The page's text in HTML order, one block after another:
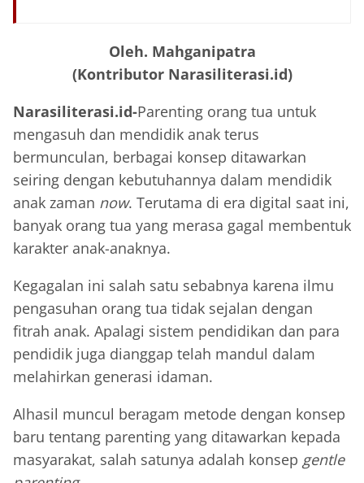
Oleh. Mahganipatra
(Kontributor Narasiliterasi.id)
Narasiliterasi.id-Parenting orang tua untuk
mengasuh dan mendidik anak terus
bermunculan, berbagai konsep ditawarkan
seiring dengan kebutuhannya dalam mendidik
anak zaman now. Terutama di era digital saat ini,
banyak orang tua yang merasa gagal membentuk
karakter anak-anaknya.
Kegagalan ini salah satu sebabnya karena ilmu
pengasuhan orang tua tidak sejalan dengan
fitrah anak. Apalagi sistem pendidikan dan para
pendidik juga dianggap telah mandul dalam
melahirkan generasi idaman.
Alhasil muncul beragam metode dengan konsep
baru tentang parenting yang ditawarkan kepada
masyarakat, salah satunya adalah konsep gentle